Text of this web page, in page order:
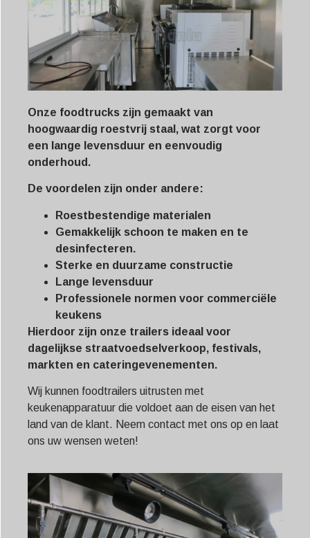
Onze foodtrucks zijn gemaakt van
hoogwaardig roestvrij staal, wat zorgt voor
een lange levensduur en eenvoudig
onderhoud.
De voordelen zijn onder andere:
Roestbestendige materialen
Gemakkelijk schoon te maken en te
desinfecteren.
Sterke en duurzame constructie
Lange levensduur
Professionele normen voor commerciële
keukens
Hierdoor zijn onze trailers ideaal voor
dagelijkse straatvoedselverkoop, festivals,
markten en cateringevenementen.
Wij kunnen foodtrailers uitrusten met
keukenapparatuur die voldoet aan de eisen van het
land van de klant. Neem contact met ons op en laat
ons uw wensen weten!